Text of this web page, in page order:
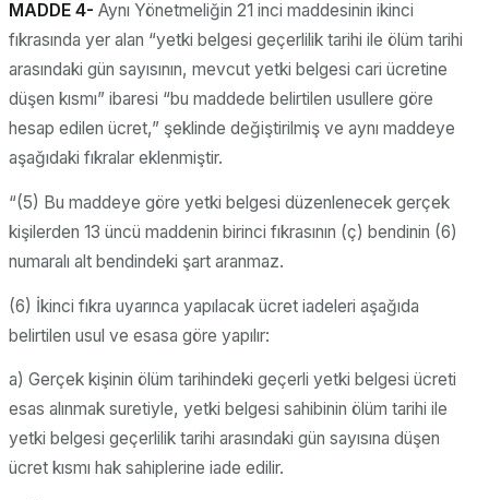
MADDE 4- Aynı Yönetmeliğin 21 inci maddesinin ikinci
fıkrasında yer alan “yetki belgesi geçerlilik tarihi ile ölüm tarihi
arasındaki gün sayısının, mevcut yetki belgesi cari ücretine
düşen kısmı” ibaresi “bu maddede belirtilen usullere göre
hesap edilen ücret,” şeklinde değiştirilmiş ve aynı maddeye
aşağıdaki fıkralar eklenmiştir.
“(5) Bu maddeye göre yetki belgesi düzenlenecek gerçek
kişilerden 13 üncü maddenin birinci fıkrasının (ç) bendinin (6)
numaralı alt bendindeki şart aranmaz.
(6) İkinci fıkra uyarınca yapılacak ücret iadeleri aşağıda
belirtilen usul ve esasa göre yapılır:
a) Gerçek kişinin ölüm tarihindeki geçerli yetki belgesi ücreti
esas alınmak suretiyle, yetki belgesi sahibinin ölüm tarihi ile
yetki belgesi geçerlilik tarihi arasındaki gün sayısına düşen
ücret kısmı hak sahiplerine iade edilir.